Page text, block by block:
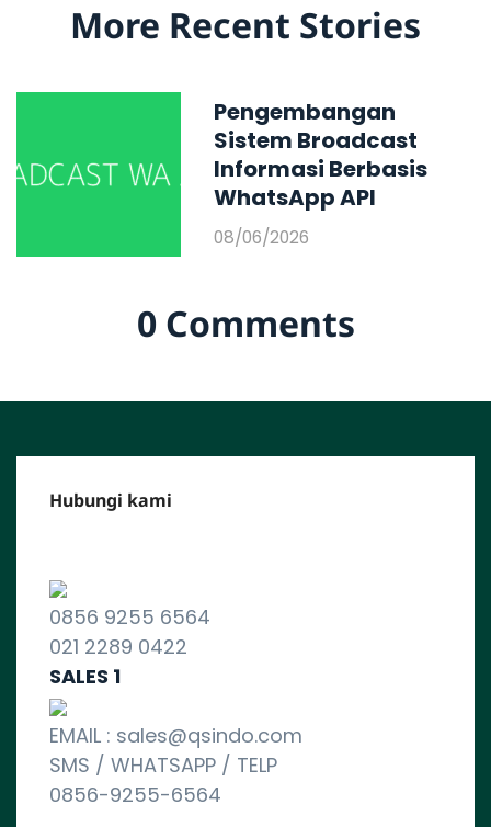
More Recent Stories
Pengembangan
Sistem Broadcast
Informasi Berbasis
WhatsApp API
08/06/2026
0 Comments
Hubungi kami
0856 9255 6564
021 2289 0422
SALES 1
EMAIL : sales@qsindo.com
SMS / WHATSAPP / TELP
0856-9255-6564